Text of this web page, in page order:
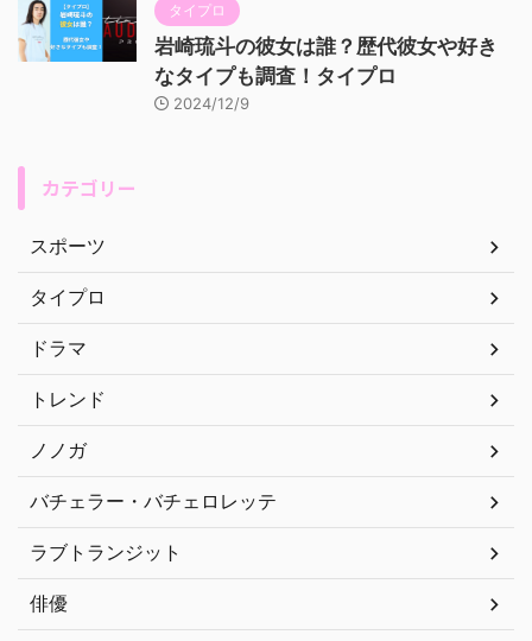
タイプロ
岩崎琉斗の彼女は誰？歴代彼女や好き
なタイプも調査！タイプロ
2024/12/9
カテゴリー
スポーツ
タイプロ
ドラマ
トレンド
ノノガ
バチェラー・バチェロレッテ
ラブトランジット
俳優